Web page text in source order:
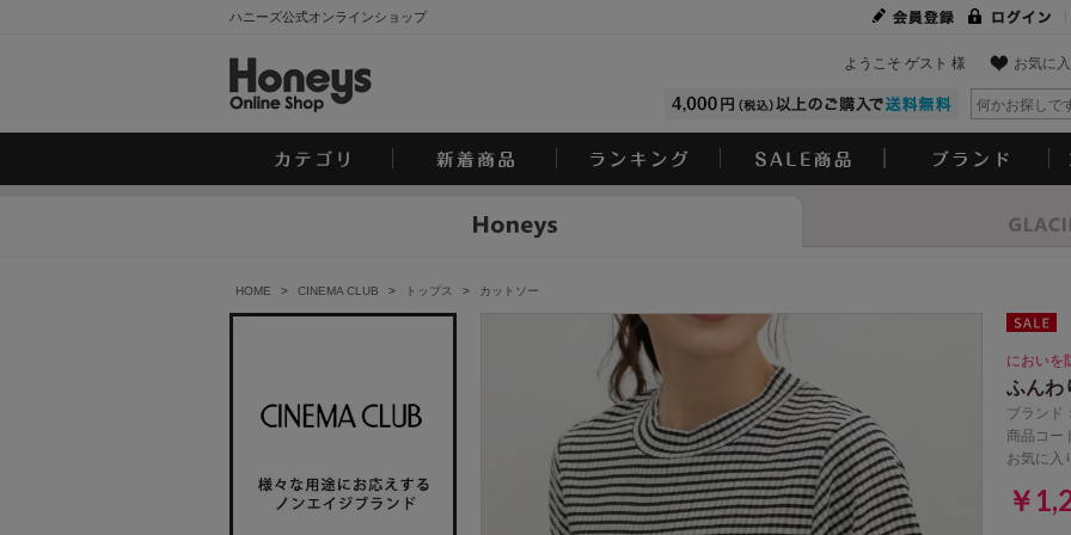
ハニーズ公式オンラインショップ
お気に
ようこそ ゲスト 様
HOME > CINEMA CLUB > トップス > カットソー
においを
ふんわ
ブランド
商品コー
お気に入
￥